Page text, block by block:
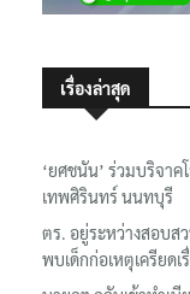
เรื่องล่าสุด
‘ยศชนัน’ ร่วมบริจาค
เทพศิรินทร์ นนทบุรี
ตร. อยู่ระหว่างสอบส
พบเด็กก่อเหตุเครียดเ